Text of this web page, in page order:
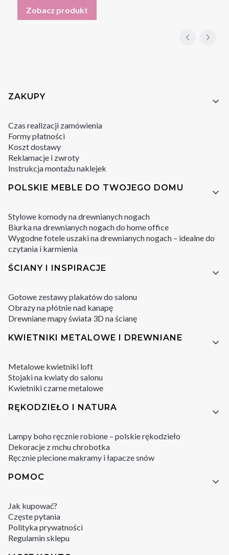
Zobacz produkt
Linki w stopce
ZAKUPY
Czas realizacji zamówienia
Formy płatności
Koszt dostawy
Reklamacje i zwroty
Instrukcja montażu naklejek
POLSKIE MEBLE DO TWOJEGO DOMU
Stylowe komody na drewnianych nogach
Biurka na drewnianych nogach do home office
Wygodne fotele uszaki na drewnianych nogach – idealne do
czytania i karmienia
ŚCIANY I INSPIRACJE
Gotowe zestawy plakatów do salonu
Obrazy na płótnie nad kanapę
Drewniane mapy świata 3D na ścianę
KWIETNIKI METALOWE I DREWNIANE
Metalowe kwietniki loft
Stojaki na kwiaty do salonu
Kwietniki czarne metalowe
RĘKODZIEŁO I NATURA
Lampy boho ręcznie robione – polskie rękodzieło
Dekoracje z mchu chrobotka
Ręcznie plecione makramy i łapacze snów
POMOC
Jak kupować?
Częste pytania
Polityka prywatności
Regulamin sklepu